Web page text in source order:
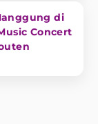
di
Concert